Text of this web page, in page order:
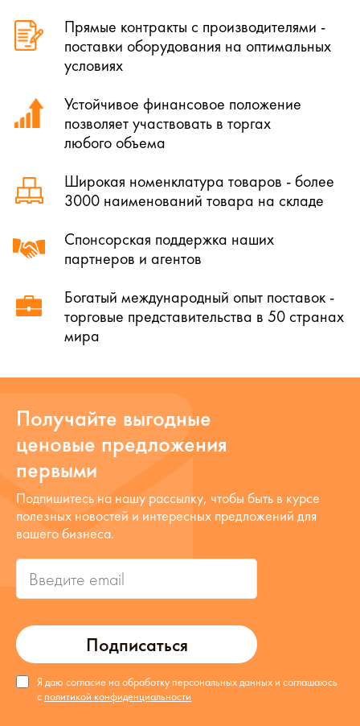
Прямые контракты с производителями -
поставки оборудования на оптимальных
условиях
Устойчивое финансовое положение
позволяет участвовать в торгах
любого объема
Широкая номенклатура товаров - более
3000 наименований товара на складе
Спонсорская поддержка наших
партнеров и агентов
Богатый международный опыт поставок -
торговые представительства в 50 странах
мира
Получайте выгодные
ценовые предложения
первыми
Подписаться
Я даю согласие на обработку персональных данных и соглашаюсь
с политикой конфиденциальности
Подпишитесь на нашу рассылку, чтобы быть в курсе
полезных новостей и интересных предложений для
вашего бизнеса.